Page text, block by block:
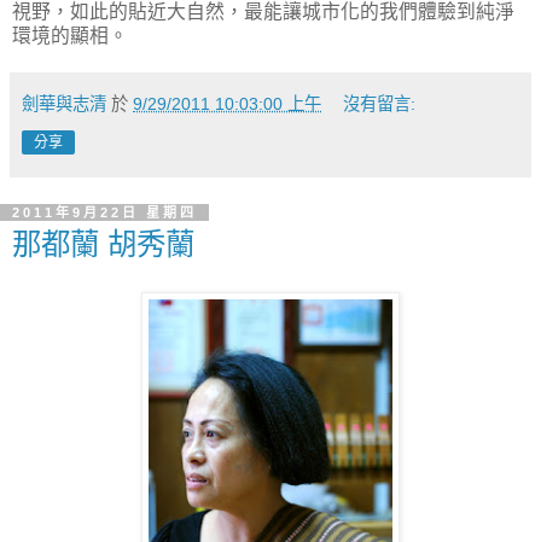
視野，如此的貼近大自然，最能讓城市化的我們體驗到純淨
環境的顯相。
劍華與志清 於 9/29/2011 10:03:00 上午 沒有留言:
分享
2011年9月22日 星期四
那都蘭 胡秀蘭